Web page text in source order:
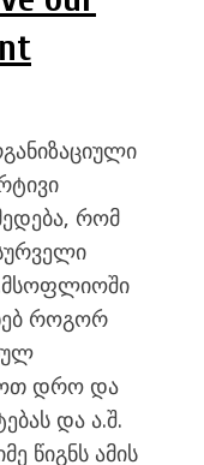
რომ
როგორ
დრო და
და ა.შ.
წიგნს ამის